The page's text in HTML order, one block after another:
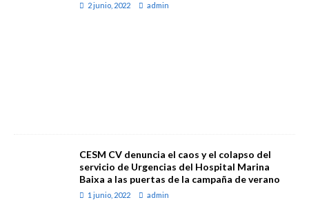
2 junio, 2022 admin
CESM CV denuncia el caos y el colapso del
servicio de Urgencias del Hospital Marina
Baixa a las puertas de la campaña de verano
1 junio, 2022 admin